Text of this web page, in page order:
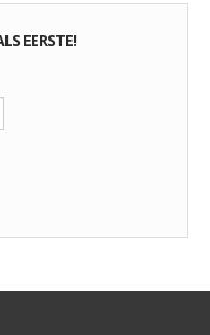
EERSTE!